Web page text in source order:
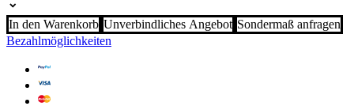
In den Warenkorb Unverbindliches Angebot Sondermaß anfragen
Bezahlmöglichkeiten